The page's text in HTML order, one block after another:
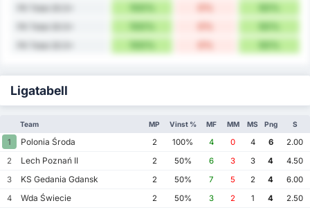
Ligatabell
Team MP Vinst % MF MM MS Png S
1 Polonia Środa 2 100% 4 0 4 6
2.00
2
Lech Poznań II 2 50% 6 3 3 4
4.50
3
KS Gedania Gdansk 2 50% 7 5 2 4
6.00
4
Wda Świecie 2 50% 3 2 1 4
2.50